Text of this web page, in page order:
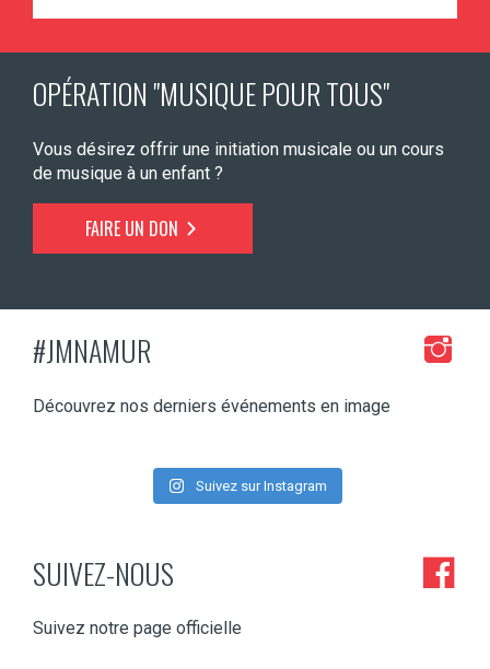
OPÉRATION "MUSIQUE POUR TOUS"
Vous désirez offrir une initiation musicale ou un cours
de musique à un enfant ?
FAIRE UN DON
#JMNAMUR
Découvrez nos derniers événements en image
Suivez sur Instagram
SUIVEZ-NOUS
Suivez notre page officielle